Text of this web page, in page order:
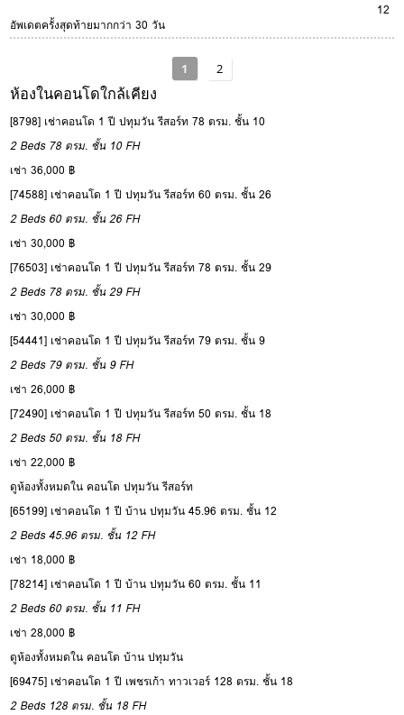
12
อัพเดตครั้งสุดท้ายมากกว่า 30 วัน
1 2
ห้องในคอนโดใกล้เคียง
[8798] เช่าคอนโด 1 ปี ปทุมวัน รีสอร์ท 78 ตรม. ชั้น 10
2 Beds 78 ตรม. ชั้น 10 FH
เช่า 36,000 ฿
[74588] เช่าคอนโด 1 ปี ปทุมวัน รีสอร์ท 60 ตรม. ชั้น 26
2 Beds 60 ตรม. ชั้น 26 FH
เช่า 30,000 ฿
[76503] เช่าคอนโด 1 ปี ปทุมวัน รีสอร์ท 78 ตรม. ชั้น 29
2 Beds 78 ตรม. ชั้น 29 FH
เช่า 30,000 ฿
[54441] เช่าคอนโด 1 ปี ปทุมวัน รีสอร์ท 79 ตรม. ชั้น 9
2 Beds 79 ตรม. ชั้น 9 FH
เช่า 26,000 ฿
[72490] เช่าคอนโด 1 ปี ปทุมวัน รีสอร์ท 50 ตรม. ชั้น 18
2 Beds 50 ตรม. ชั้น 18 FH
เช่า 22,000 ฿
ดูห้องทั้งหมดใน คอนโด ปทุมวัน รีสอร์ท
[65199] เช่าคอนโด 1 ปี บ้าน ปทุมวัน 45.96 ตรม. ชั้น 12
2 Beds 45.96 ตรม. ชั้น 12 FH
เช่า 18,000 ฿
[78214] เช่าคอนโด 1 ปี บ้าน ปทุมวัน 60 ตรม. ชั้น 11
2 Beds 60 ตรม. ชั้น 11 FH
เช่า 28,000 ฿
ดูห้องทั้งหมดใน คอนโด บ้าน ปทุมวัน
[69475] เช่าคอนโด 1 ปี เพชรเก้า ทาวเวอร์ 128 ตรม. ชั้น 18
2 Beds 128 ตรม. ชั้น 18 FH